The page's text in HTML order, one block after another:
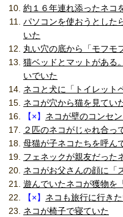
約１６年連れ添ったネコ
パソコンを使おうとした
いた
丸い穴の底から「モフモ
猫ベッドとマットがある
いでいた
ネコと犬に「トイレット
ネコが穴から猫を見てい
【×】 ネコが壁のコンセ
２匹のネコがじゃれ合っ
母猫が子ネコたちを呼ん
フェネックが親友だった
ネコがお父さんの顔に「
遊んでいたネコが獲物を
【×】 ネコも旅行に行き
ネコが椅子で寝ていた